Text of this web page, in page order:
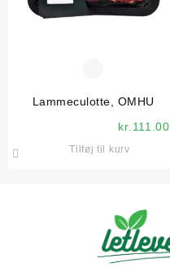
Lammeculotte, OMHU
kr. 111.00
Tilføj til kurv